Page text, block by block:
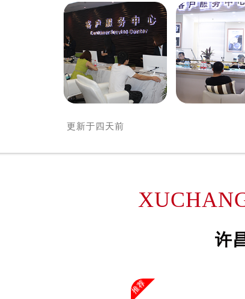
辽宁省营口市站前区市府路与渤海大街交叉口欧米茄售后
辽宁省沈阳市沈河区中街路137号亨得利名表维修授权
辽宁省沈阳市沈河区中街路83号亨得利名表维修授权店
北京市朝阳区建国门外大街甲6号华熙国际中心D座11层
北京市东城区东长安街1号王府井东方广场W3座6层602
河北省保定市竞秀区朝阳北大街北国先天下欧米茄售后
内蒙古自治区阿拉善盟市左旗土尔扈特大街欧米茄售后
内蒙古自治区巴彦淖尔市临河区新华街欧米茄售后服务中
内蒙古自治区赤峰市红山区哈达街欧米茄售后服务中心（
内蒙古自治区呼伦贝尔市海拉尔区中央街欧米茄售后服务
内蒙古自治区通辽市科尔沁区明仁大街欧米茄售后服务
内蒙古自治区乌海市海勃湾区人民南路欧米茄售后服务
内蒙古自治区乌兰察布市集宁区恩和大街欧米茄售后服
山西省大同市平城区迎宾街欧米茄售后服务中心（需提前
更新于 四天前
许
推荐